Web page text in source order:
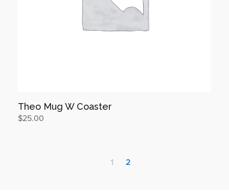
Theo Mug W Coaster
$25.00
1 2